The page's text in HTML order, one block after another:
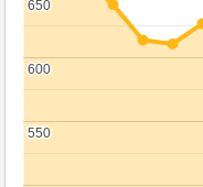
550
550
600
600
650
650